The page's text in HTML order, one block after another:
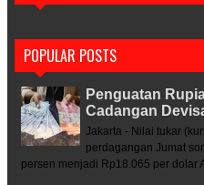
POPULAR POSTS
Penguatan
Cadangan
Jakarta - Nilai tukar
perdagangan Jumat
persen menjadi Rp18.065 per dolar